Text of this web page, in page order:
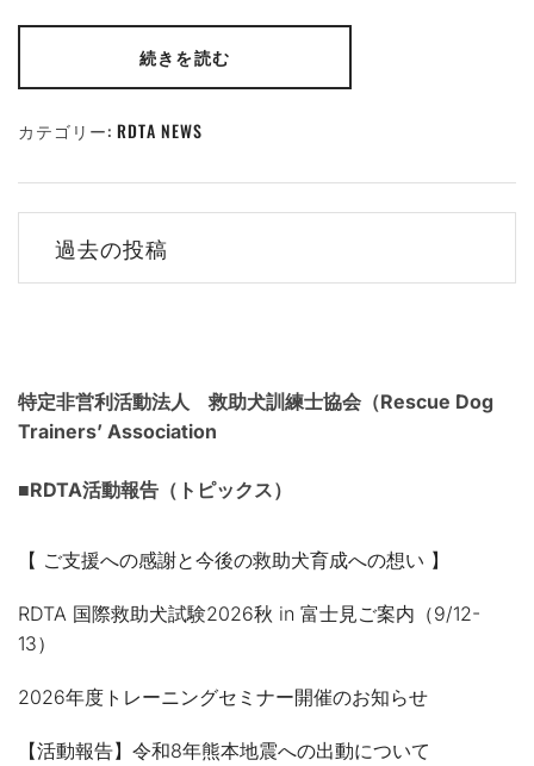
続きを読む
カテゴリー: RDTA NEWS
稿
ゲ
シ
ョ
ン
過去の投稿
特定非営利活動法人 救助犬訓練士協会（Rescue Dog
Trainers’ Association
■RDTA活動報告（トピックス）
【 ご支援への感謝と今後の救助犬育成への想い 】
RDTA 国際救助犬試験2026秋 in 富士見ご案内（9/12-
13）
2026年度トレーニングセミナー開催のお知らせ
【活動報告】令和8年熊本地震への出動について